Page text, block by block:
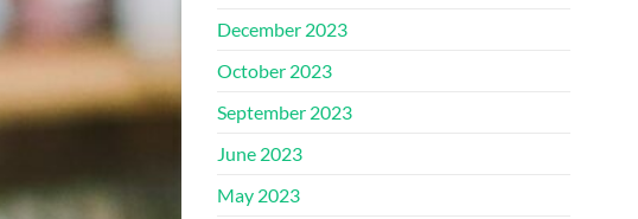
December 2023
October 2023
September 2023
June 2023
May 2023